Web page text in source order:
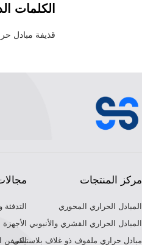
الكلمات
قذيفة مبادل
مركز المنتجات
المبادل الحراري المحوري
المبادل الحراري القشري والأنبوبي
مبادل حراري ملفوف ذو غلاف بلاستيكي
السفن